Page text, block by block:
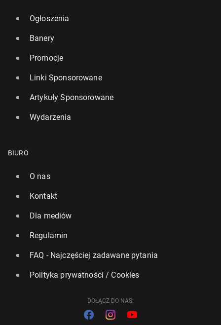
Ogłoszenia
Banery
Promocje
Linki Sponsorowane
Artykuły Sponsorowane
Wydarzenia
BIURO
O nas
Kontakt
Dla mediów
Regulamin
FAQ - Najczęściej zadawane pytania
Polityka prywatności / Cookies
DOŁĄCZ DO NAS: